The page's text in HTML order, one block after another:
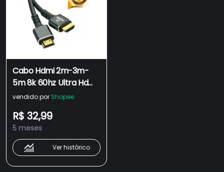
Cabo Hdmi 2m-3m-
5m 8k 60hz Ultra Hd
Gold 2.1 E 4k 120hz
vendido por Shopee
R$ 32,99
5 meses
Ver histórico